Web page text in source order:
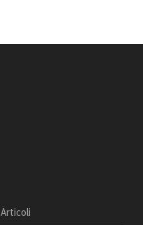
Articoli